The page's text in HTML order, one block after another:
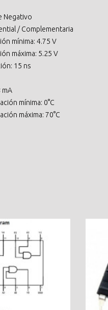
Negativo
/ Complementaria
mínima: 4.75 V
máxima: 5.25 V
15 ns
mA
mínima: 0°C
máxima: 70°C